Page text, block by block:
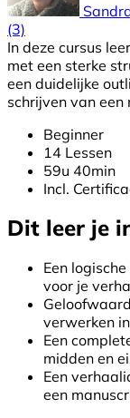
(3)
In deze cursus
met een sterke
een duidelijke
schrijven van een
Beginner
14 Lessen
59u 40min
Incl.
Dit leer je
Een
voor je
verwerken
Een
midden en
Een
een